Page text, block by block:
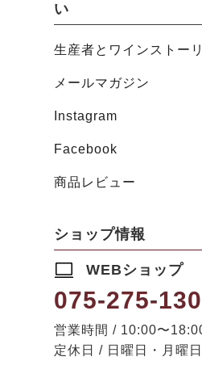
い
生産者とワインストー
メールマガジン
Instagram
Facebook
商品レビュー
ショップ情報
WEBショップ
075-275-
営業時間 / 10:00〜
定休日 / 日曜日・月曜日